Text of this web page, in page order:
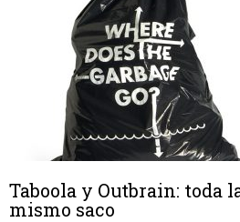
Taboola y Outbrain: toda
mismo saco